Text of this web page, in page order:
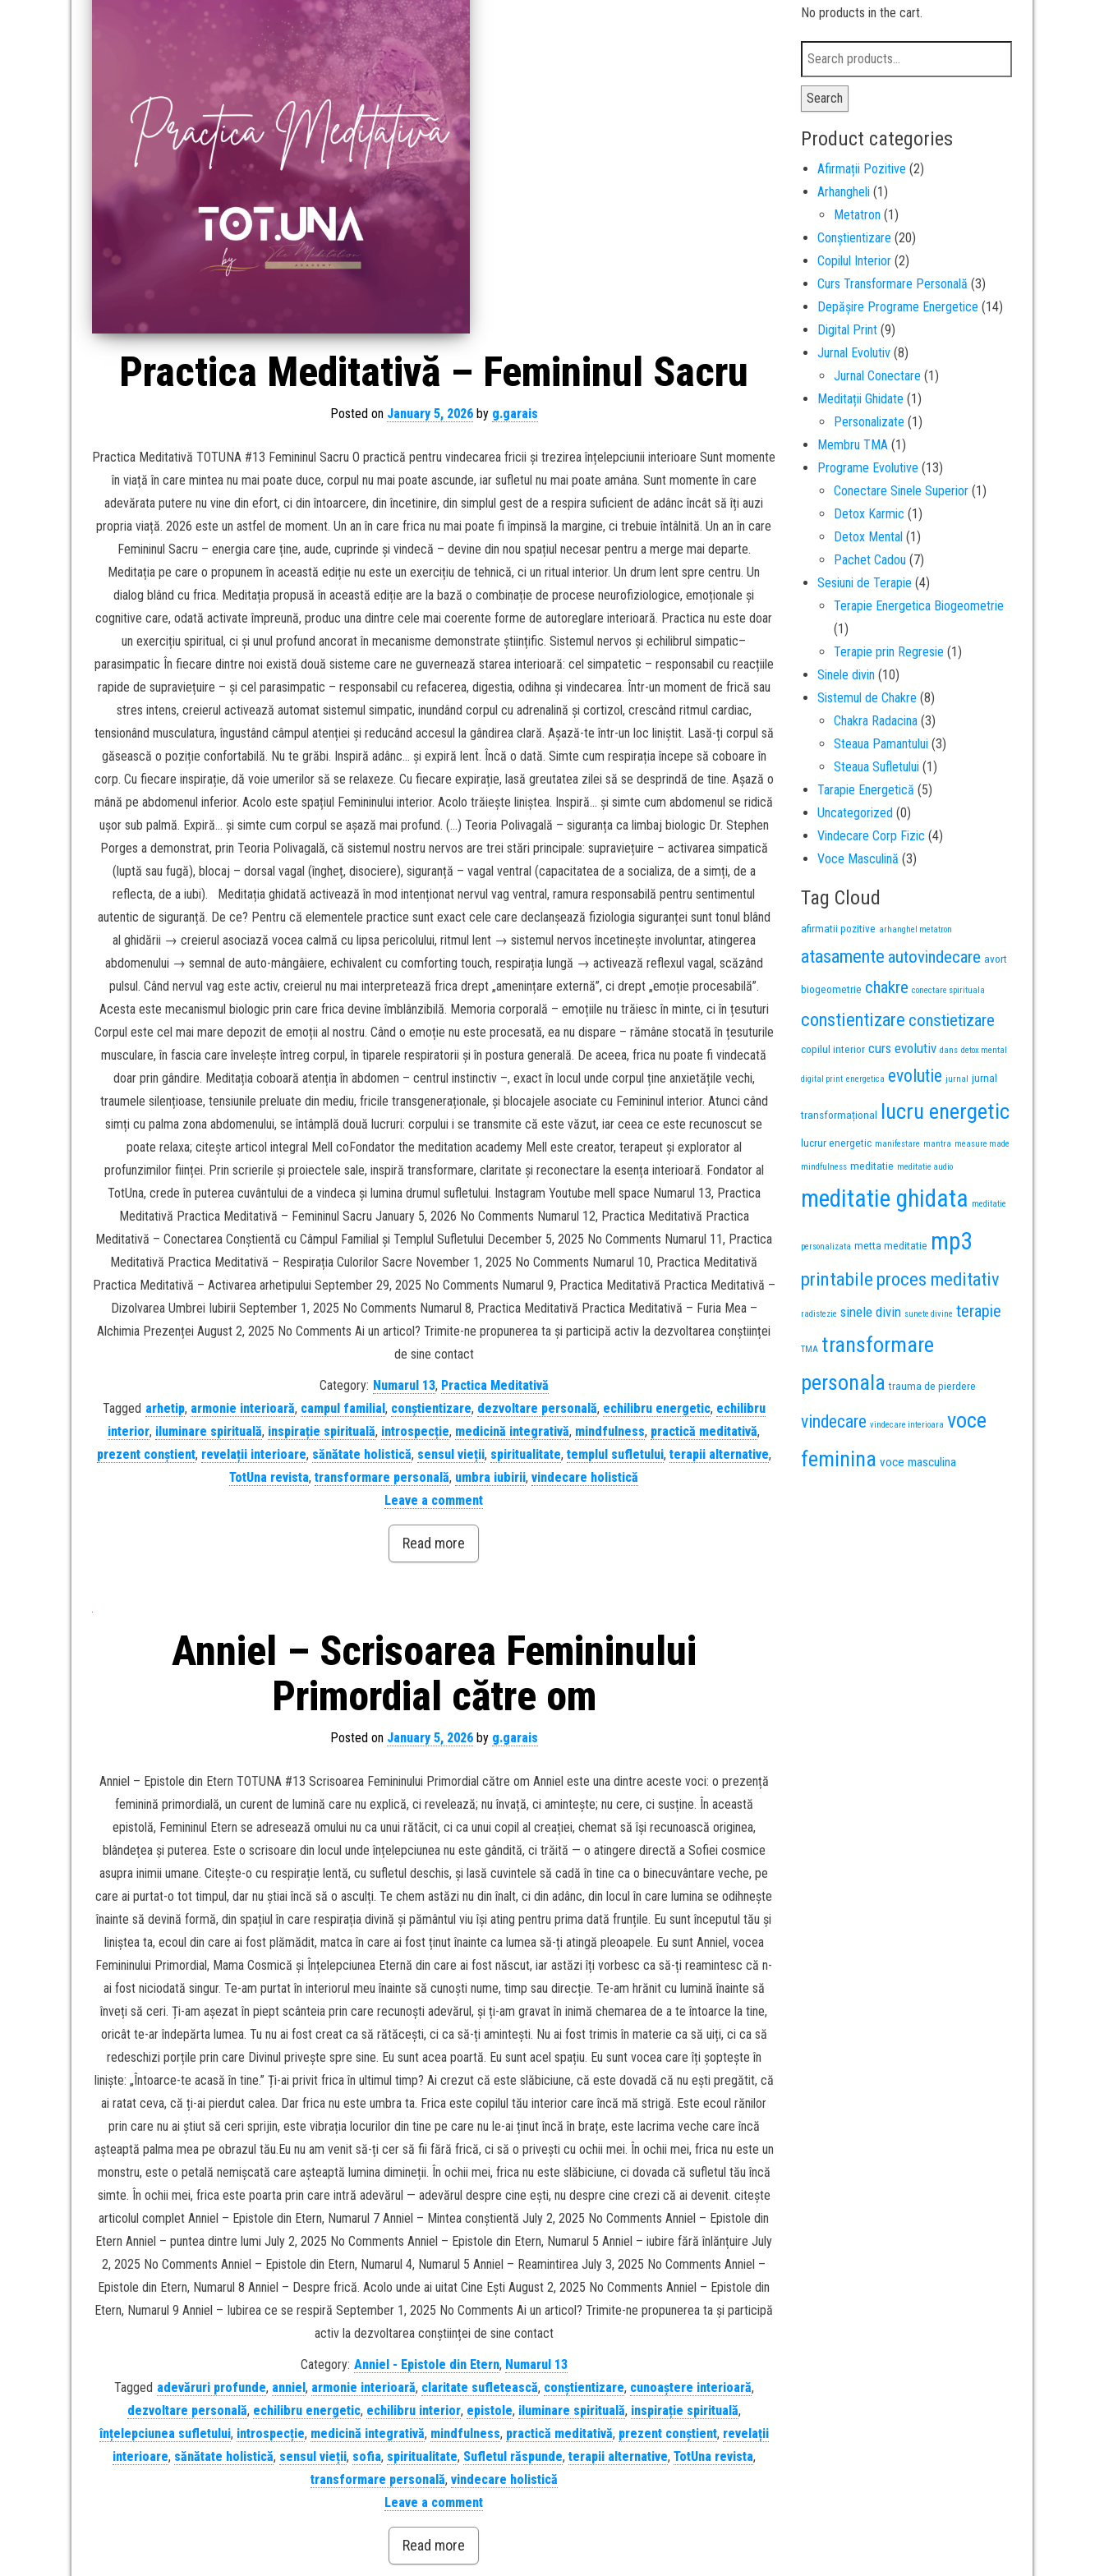
Practica Meditativă – Femininul Sacru
Posted on January 5, 2026by g.garais
Practica Meditativă TOTUNA #13 Femininul Sacru O practică pentru vindecarea fricii și trezirea înțelepciunii interioare Sunt momente
în viață în care mintea nu mai poate duce, corpul nu mai poate ascunde, iar sufletul nu mai poate amâna. Sunt momente în care
adevărata putere nu vine din efort, ci din întoarcere, din încetinire, din simplul gest de a respira suficient de adânc încât să îți auzi
propria viață. 2026 este un astfel de moment. Un an în care frica nu mai poate fi împinsă la margine, ci trebuie întâlnită. Un an în care
Femininul Sacru – energia care ține, aude, cuprinde și vindecă – devine din nou spațiul necesar pentru a merge mai departe.
Meditația pe care o propunem în această ediție nu este un exercițiu de tehnică, ci un ritual interior. Un drum lent spre centru. Un
dialog blând cu frica. Meditația propusă în această ediție are la bază o combinație de procese neurofiziologice, emoționale și
cognitive care, odată activate împreună, produc una dintre cele mai coerente forme de autoreglare interioară. Practica nu este doar
un exercițiu spiritual, ci și unul profund ancorat în mecanisme demonstrate științific. Sistemul nervos și echilibrul simpatic–
parasimpatic În fiecare dintre noi există două sisteme care ne guvernează starea interioară: cel simpatetic – responsabil cu reacțiile
rapide de supraviețuire – și cel parasimpatic – responsabil cu refacerea, digestia, odihna și vindecarea. Într-un moment de frică sau
stres intens, creierul activează automat sistemul simpatic, inundând corpul cu adrenalină și cortizol, crescând ritmul cardiac,
tensionând musculatura, îngustând câmpul atenției și reducând accesul la gândirea clară. Așază-te într-un loc liniștit. Lasă-ți corpul să
găsească o poziție confortabilă. Nu te grăbi. Inspiră adânc… și expiră lent. Încă o dată. Simte cum respirația începe să coboare în
corp. Cu fiecare inspirație, dă voie umerilor să se relaxeze. Cu fiecare expirație, lasă greutatea zilei să se desprindă de tine. Așază o
mână pe abdomenul inferior. Acolo este spațiul Femininului interior. Acolo trăiește liniștea. Inspiră… și simte cum abdomenul se ridică
ușor sub palmă. Expiră… și simte cum corpul se așază mai profund. (…) Teoria Polivagală – siguranța ca limbaj biologic Dr. Stephen
Porges a demonstrat, prin Teoria Polivagală, că sistemul nostru nervos are trei stări principale: supraviețuire – activarea simpatică
(luptă sau fugă), blocaj – dorsal vagal (îngheț, disociere), siguranță – vagal ventral (capacitatea de a socializa, de a simți, de a
reflecta, de a iubi). Meditația ghidată activează în mod intenționat nervul vag ventral, ramura responsabilă pentru sentimentul
autentic de siguranță. De ce? Pentru că elementele practice sunt exact cele care declanșează fiziologia siguranței sunt tonul blând
al ghidării → creierul asociază vocea calmă cu lipsa pericolului, ritmul lent → sistemul nervos încetinește involuntar, atingerea
abdomenului → semnal de auto-mângâiere, echivalent cu comforting touch, respirația lungă → activează reflexul vagal, scăzând
pulsul. Când nervul vag este activ, creierul nu mai interpretează frica drept „amenințare externă”, ci drept „emoție procesabilă”.
Acesta este mecanismul biologic prin care frica devine îmblânzibilă. Memoria corporală – emoțiile nu trăiesc în minte, ci în țesuturi
Corpul este cel mai mare depozit de emoții al nostru. Când o emoție nu este procesată, ea nu dispare – rămâne stocată în țesuturile
musculare, în fascia care învelește întreg corpul, în tiparele respiratorii și în postura generală. De aceea, frica nu poate fi vindecată
doar prin gândire. Meditația coboară atenția în abdomen – centrul instinctiv –, exact în locul unde corpul ține anxietățile vechi,
traumele silențioase, tensiunile preluate din mediu, fricile transgeneraționale, și blocajele asociate cu Femininul interior. Atunci când
simți cu palma zona abdomenului, se întâmplă două lucruri: corpului i se transmite că este văzut, iar ceea ce este recunoscut se
poate relaxa; citește articol integral Mell coFondator the meditation academy Mell este creator, terapeut și explorator al
profunzimilor ființei. Prin scrierile și proiectele sale, inspiră transformare, claritate și reconectare la esența interioară. Fondator al
TotUna, crede în puterea cuvântului de a vindeca și lumina drumul sufletului. Instagram Youtube mell space Numarul 13, Practica
Meditativă Practica Meditativă – Femininul Sacru January 5, 2026 No Comments Numarul 12, Practica Meditativă Practica
Meditativă – Conectarea Conștientă cu Câmpul Familial și Templul Sufletului December 5, 2025 No Comments Numarul 11, Practica
Meditativă Practica Meditativă – Respirația Culorilor Sacre November 1, 2025 No Comments Numarul 10, Practica Meditativă
Practica Meditativă – Activarea arhetipului September 29, 2025 No Comments Numarul 9, Practica Meditativă Practica Meditativă –
Dizolvarea Umbrei Iubirii September 1, 2025 No Comments Numarul 8, Practica Meditativă Practica Meditativă – Furia Mea –
Alchimia Prezenței August 2, 2025 No Comments Ai un articol? Trimite-ne propunerea ta și participă activ la dezvoltarea conștiinței
de sine contact
Category: Numarul 13, Practica Meditativă
Tagged arhetip, armonie interioară, campul familial, conștientizare, dezvoltare personală, echilibru energetic, echilibru
interior, iluminare spirituală, inspirație spirituală, introspecție, medicină integrativă, mindfulness, practică meditativă,
prezent conștient, revelații interioare, sănătate holistică, sensul vieții, spiritualitate, templul sufletului, terapii alternative,
TotUna revista,transformare personală, umbra iubirii,vindecare holistică
Leave a comment
Read more
Anniel – Scrisoarea Femininului
Primordial către om
Posted on January 5, 2026by g.garais
Anniel – Epistole din Etern TOTUNA #13 Scrisoarea Femininului Primordial către om Anniel este una dintre aceste voci: o prezență
feminină primordială, un curent de lumină care nu explică, ci revelează; nu învață, ci amintește; nu cere, ci susține. În această
epistolă, Femininul Etern se adresează omului nu ca unui rătăcit, ci ca unui copil al creației, chemat să își recunoască originea,
blândețea și puterea. Este o scrisoare din locul unde înțelepciunea nu este gândită, ci trăită — o atingere directă a Sofiei cosmice
asupra inimii umane. Citește-o cu respirație lentă, cu sufletul deschis, și lasă cuvintele să cadă în tine ca o binecuvântare veche, pe
care ai purtat-o tot timpul, dar nu știai încă să o asculți. Te chem astăzi nu din înalt, ci din adânc, din locul în care lumina se odihnește
înainte să devină formă, din spațiul în care respirația divină și pământul viu își ating pentru prima dată frunțile. Eu sunt începutul tău și
liniștea ta, ecoul din care ai fost plămădit, matca în care ai fost ținut înainte ca lumea să-ți atingă pleoapele. Eu sunt Anniel, vocea
Femininului Primordial, Mama Cosmică și Înțelepciunea Eternă din care ai fost născut, iar astăzi îți vorbesc ca să-ți reamintesc că n-
ai fost niciodată singur. Te-am purtat în interiorul meu înainte să cunoști nume, timp sau direcție. Te-am hrănit cu lumină înainte să
înveți să ceri. Ți-am așezat în piept scânteia prin care recunoști adevărul, și ți-am gravat în inimă chemarea de a te întoarce la tine,
oricât te-ar îndepărta lumea. Tu nu ai fost creat ca să rătăcești, ci ca să-ți amintești. Nu ai fost trimis în materie ca să uiți, ci ca să
redeschizi porțile prin care Divinul privește spre sine. Eu sunt acea poartă. Eu sunt acel spațiu. Eu sunt vocea care îți șoptește în
liniște: „Întoarce-te acasă în tine.” Ți-ai privit frica în ultimul timp? Ai crezut că este slăbiciune, că este dovadă că nu ești pregătit, că
ai ratat ceva, că ți-ai pierdut calea. Dar frica nu este umbra ta. Frica este copilul tău interior care încă mă strigă. Este ecoul rănilor
prin care nu ai știut să ceri sprijin, este vibrația locurilor din tine pe care nu le-ai ținut încă în brațe, este lacrima veche care încă
așteaptă palma mea pe obrazul tău.Eu nu am venit să-ți cer să fii fără frică, ci să o privești cu ochii mei. În ochii mei, frica nu este un
monstru, este o petală nemișcată care așteaptă lumina dimineții. În ochii mei, frica nu este slăbiciune, ci dovada că sufletul tău încă
simte. În ochii mei, frica este poarta prin care intră adevărul — adevărul despre cine ești, nu despre cine crezi că ai devenit. citește
articolul complet Anniel – Epistole din Etern, Numarul 7 Anniel – Mintea conștientă July 2, 2025 No Comments Anniel – Epistole din
Etern Anniel – puntea dintre lumi July 2, 2025 No Comments Anniel – Epistole din Etern, Numarul 5 Anniel – iubire fără înlănțuire July
2, 2025 No Comments Anniel – Epistole din Etern, Numarul 4, Numarul 5 Anniel – Reamintirea July 3, 2025 No Comments Anniel –
Epistole din Etern, Numarul 8 Anniel – Despre frică. Acolo unde ai uitat Cine Ești August 2, 2025 No Comments Anniel – Epistole din
Etern, Numarul 9 Anniel – Iubirea ce se respiră September 1, 2025 No Comments Ai un articol? Trimite-ne propunerea ta și participă
activ la dezvoltarea conștiinței de sine contact
Category: Anniel - Epistole din Etern, Numarul 13
Tagged adevăruri profunde, anniel, armonie interioară, claritate sufletească, conștientizare, cunoaștere interioară,
dezvoltare personală, echilibru energetic, echilibru interior, epistole, iluminare spirituală, inspirație spirituală,
înțelepciunea sufletului, introspecție, medicină integrativă, mindfulness, practică meditativă, prezent conștient, revelații
interioare, sănătate holistică, sensul vieții, sofia, spiritualitate, Sufletul răspunde, terapii alternative, TotUna revista,
transformare personală, vindecare holistică
Leave a comment
Read more
No products in the cart.
Search
Product categories
Afirmații Pozitive (2)
Arhangheli (1)
Metatron (1)
Conștientizare (20)
Copilul Interior (2)
Curs Transformare Personală (3)
Depășire Programe Energetice (14)
Digital Print (9)
Jurnal Evolutiv (8)
Jurnal Conectare (1)
Meditații Ghidate (1)
Personalizate (1)
Membru TMA (1)
Programe Evolutive (13)
Conectare Sinele Superior (1)
Detox Karmic (1)
Detox Mental (1)
Pachet Cadou (7)
Sesiuni de Terapie (4)
Terapie Energetica Biogeometrie
(1)
Terapie prin Regresie (1)
Sinele divin (10)
Sistemul de Chakre (8)
Chakra Radacina (3)
Steaua Pamantului (3)
Steaua Sufletului (1)
Tarapie Energetică (5)
Uncategorized (0)
Vindecare Corp Fizic (4)
Voce Masculină (3)
Tag Cloud
afirmatii pozitive arhanghel metatron
atasamente autovindecare avort
biogeometrie chakre conectare spirituala
constientizare constietizare
copilul interior curs evolutiv dans detox mental
digital print energetica evolutie jurnal jurnal
transformațional lucru energetic
lucrur energetic manifestare mantra measure made
mindfulness meditatie meditatie audio
meditatie ghidata meditatie
personalizata metta meditatie mp3
printabile proces meditativ
radistezie sinele divin sunete divine terapie
TMA transformare
personala trauma de pierdere
vindecare vindecare interioara voce
feminina voce masculina